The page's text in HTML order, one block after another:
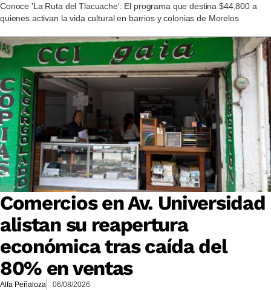
Conoce 'La Ruta del Tlacuache': El programa que destina $44,800 a
quienes activan la vida cultural en barrios y colonias de Morelos
Comercios en Av. Universidad
alistan su reapertura
económica tras caída del
80% en ventas
Alfa Peñaloza 06/08/2026